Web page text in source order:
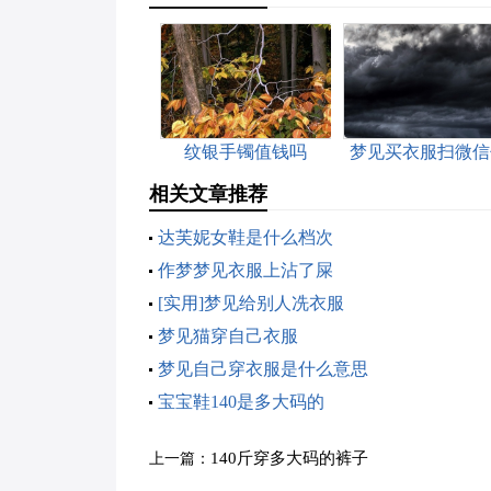
纹银手镯值钱吗
梦见买衣服扫微
相关文章推荐
达芙妮女鞋是什么档次
作梦梦见衣服上沾了屎
[实用]梦见给别人冼衣服
梦见猫穿自己衣服
梦见自己穿衣服是什么意思
宝宝鞋140是多大码的
上一篇： 140斤穿多大码的裤子